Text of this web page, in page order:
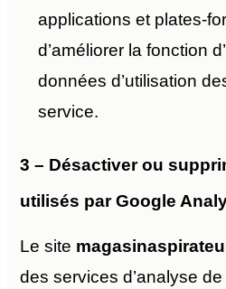
applications et plates-
d’améliorer la fonction
données d’utilisation
service.
3 – Désactiver ou
utilisés par Google
Le site
des services d’analyse